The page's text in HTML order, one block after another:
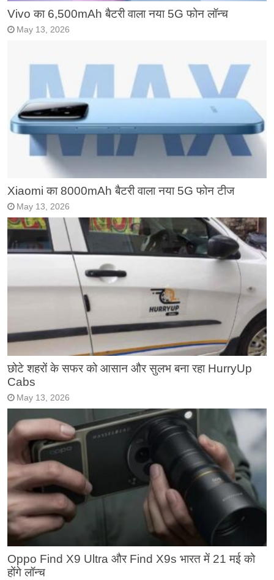
Vivo का 6,500mAh बैटरी वाला नया 5G फोन लॉन्च
May 13, 2026
Xiaomi का 8000mAh बैटरी वाला नया 5G फोन टीज
May 13, 2026
छोटे शहरों के सफर को आसान और सुलभ बना रहा HurryUp
Cabs
May 13, 2026
Oppo Find X9 Ultra और Find X9s भारत में 21 मई को
होंगे लॉन्च